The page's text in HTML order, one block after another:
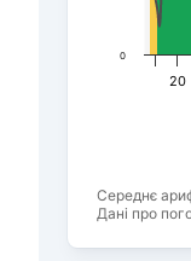
Середнє
Дані про
20
0
End of